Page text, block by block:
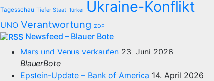
Tagesschau Tiefer Staat Türkei Ukraine-Konflikt
UNO Verantwortung ZDF
Newsfeed – Blauer Bote
Mars und Venus verkaufen 23. Juni 2026
BlauerBote
Epstein-Update – Bank of America 14. April 2026